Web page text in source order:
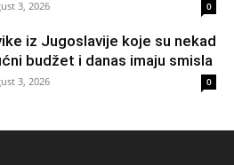
3, 2026 0
iz Jugoslavije koje su nekad
budžet i danas imaju smisla
3, 2026 0